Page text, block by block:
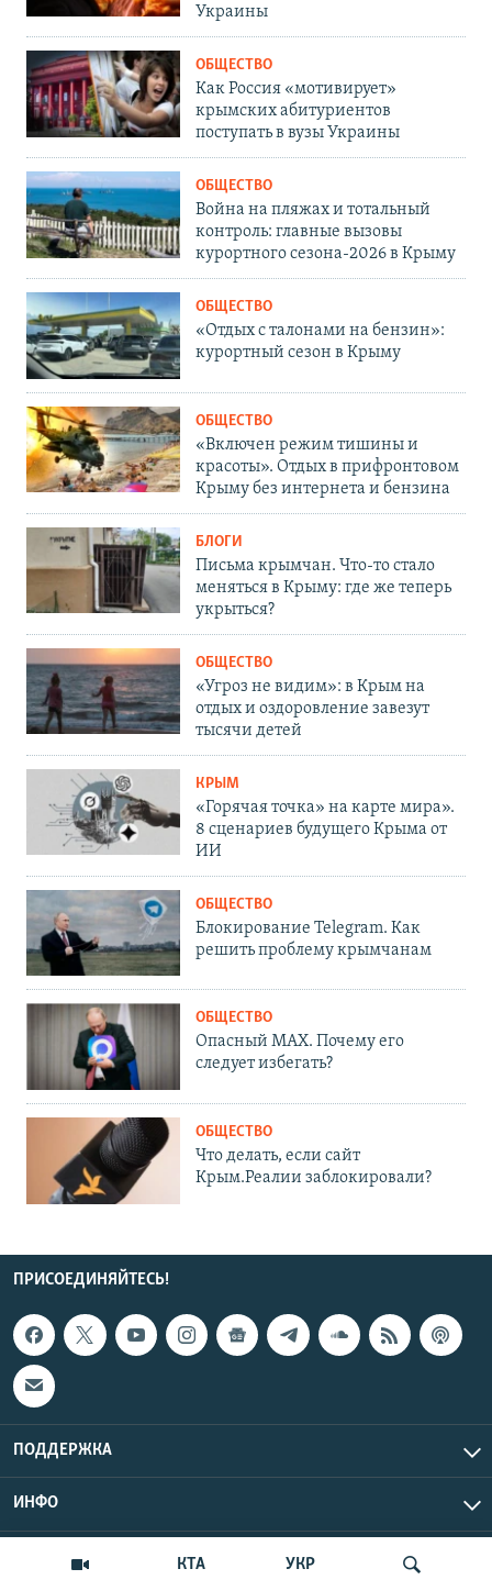
КТА УКР
Украины
ОБЩЕСТВО
Как Россия «мотивирует»
крымских абитуриентов
поступать в вузы Украины
ОБЩЕСТВО
Война на пляжах и тотальный
контроль: главные вызовы
курортного сезона-2026 в Крыму
ОБЩЕСТВО
«Отдых с талонами на бензин»:
курортный сезон в Крыму
ОБЩЕСТВО
«Включен режим тишины и
красоты». Отдых в прифронтовом
Крыму без интернета и бензина
БЛОГИ
Письма крымчан. Что-то стало
меняться в Крыму: где же теперь
укрыться?
ОБЩЕСТВО
«Угроз не видим»: в Крым на
отдых и оздоровление завезут
тысячи детей
КРЫМ
«Горячая точка» на карте мира».
8 сценариев будущего Крыма от
ИИ
ОБЩЕСТВО
Блокирование Telegram. Как
решить проблему крымчанам
ОБЩЕСТВО
Опасный MAX. Почему его
следует избегать?
ОБЩЕСТВО
Что делать, если сайт
Крым.Реалии заблокировали?
ПРИСОЕДИНЯЙТЕСЬ!
ПОДДЕРЖКА
ИНФО
Copyright Крым.Реалии, 2026 | Все права защищены.
UTC+3